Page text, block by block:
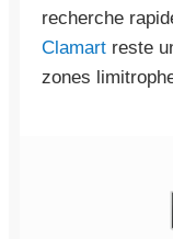
recherche
Clamart reste
zones